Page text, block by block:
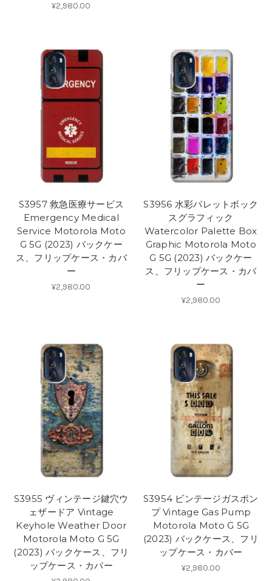
¥2,980.00
S3957 救急医療サービス
Emergency Medical
Service Motorola Moto
G 5G (2023) バックケー
ス、フリップケース・カバ
ー
¥2,980.00
S3956 水彩パレットボック
スグラフィック
Watercolor Palette Box
Graphic Motorola Moto
G 5G (2023) バックケー
ス、フリップケース・カバ
ー
¥2,980.00
S3955 ヴィンテージ鍵穴ウ
ェザードア Vintage
Keyhole Weather Door
Motorola Moto G 5G
(2023) バックケース、フリ
ップケース・カバー
S3954 ビンテージガスポン
プ Vintage Gas Pump
Motorola Moto G 5G
(2023) バックケース、フリ
ップケース・カバー
¥2,980.00